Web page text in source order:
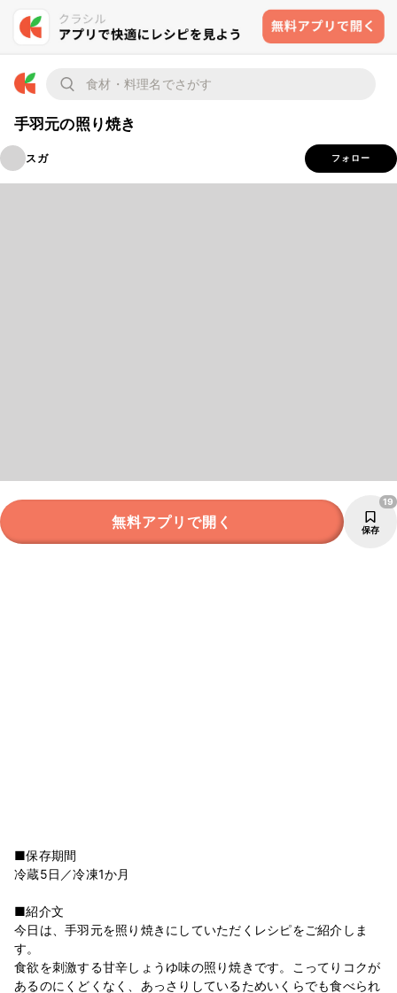
手羽元の照り焼き
スガ フォロー
無料アプリで開く 保存
19
■保存期間
冷蔵5日／冷凍1か月
■紹介文
今日は、手羽元を照り焼きにしていただくレシピをご紹介しま
す。
食欲を刺激する甘辛しょうゆ味の照り焼きです。こってりコクが
あるのにくどくなく、あっさりしているためいくらでも食べられ